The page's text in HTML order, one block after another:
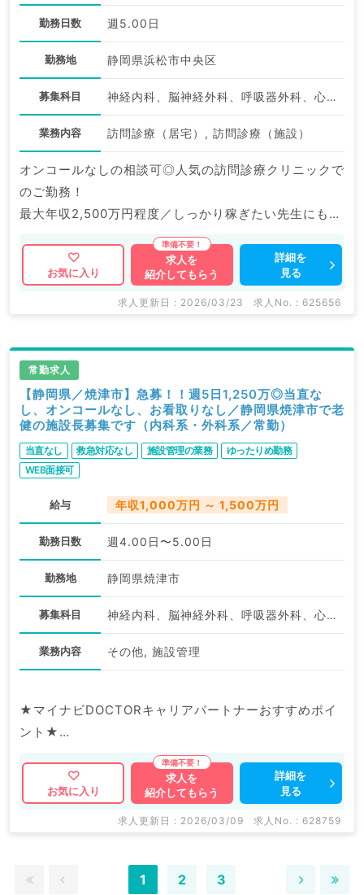
勤務日数 週5.00日
勤務地 静岡県浜松市中央区
募集科目 神経内科、脳神経外科、呼吸器外科、心臓血管外科、一般内科、循環器内科、呼吸器内科、消化器内科、腎臓内科、老年内科、外科系全般、一般外科、消化器外科、科目不問
業務内容 訪問診療（居宅）, 訪問診療（施設）
オンコールなしの相談可◎人気の訪問診療クリニックで
のご勤務！
最大年収2,500万円程度／しっかり稼ぎたい先生にもオ
マイナビDOCTORでは病院やクリニックなどの医療機
関求人はもちろんのこと、
ます。
求人内容の詳細等はお気軽にお問合せ下さい。
お気に入り
求人を
紹介してもらう
詳細を
見る
求人更新日 : 2026/03/23 求人No. : 625656
常勤求人
【静岡県／焼津市】急募！！週5日1,250万◎当直な
し、オンコールなし、お看取りなし／静岡県焼津市で老
健の施設長募集です（内科系・外科系／常勤）
当直なし 救急対応なし 施設管理の業務
ゆったりめ勤務
WEB面接可
給与 年収1,000万円 ～ 1,500万円
勤務日数 週4.00日〜5.00日
勤務地 静岡県焼津市
募集科目 神経内科、脳神経外科、呼吸器外科、心臓血管外科、一般内科、循環器内科、呼吸器内科、消化器内科、内分泌・代謝内科、腎臓内科、老年内科、外科系全般、一般外科、消化器外科、科目不問
業務内容 その他, 施設管理
★マイナビDOCTORキャリアパートナーおすすめポイ
ント★
当直＆オンコール、お看取りなしのゆったりめのご勤務
老健施設の施設長の募集です。
関求人はもちろんのこと、
掲載情報以外にも産業医等の企業系求人も多数扱ってい
お気に入り
求人を
紹介してもらう
詳細を
見る
求人更新日 : 2026/03/09 求人No. : 628759
1 2 3